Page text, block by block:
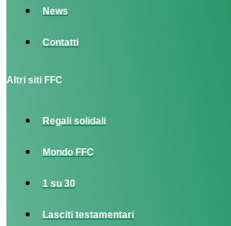
News
Contatti
Altri siti FFC
Regali solidali
Mondo FFC
1 su 30
Lasciti testamentari